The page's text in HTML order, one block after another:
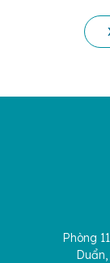
Phòng